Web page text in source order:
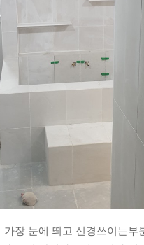
가장 눈에 띄고 신경쓰이는부